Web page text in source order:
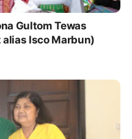
Gultom Tewas
alias Isco Marbun)